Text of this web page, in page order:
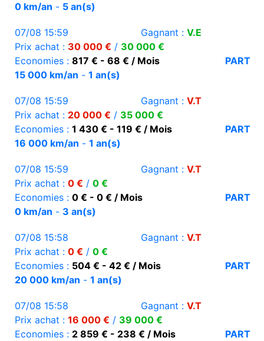
0 km/an - 5 an(s)
07/08 15:59 Gagnant : V.E
Prix achat : 30 000 € / 30 000 €
Economies : 817 € - 68 € / Mois
PART
15 000 km/an - 1 an(s)
07/08 15:59 Gagnant : V.T
Prix achat : 20 000 € / 35 000 €
Economies : 1 430 € - 119 € / Mois
PART
16 000 km/an - 1 an(s)
07/08 15:59 Gagnant : V.T
Prix achat : 0 € / 0 €
Economies : 0 € - 0 € / Mois
PART
0 km/an - 3 an(s)
07/08 15:58 Gagnant : V.T
Prix achat : 0 € / 0 €
Economies : 504 € - 42 € / Mois
PART
20 000 km/an - 1 an(s)
07/08 15:58 Gagnant : V.T
Prix achat : 16 000 € / 39 000 €
Economies : 2 859 € - 238 € / Mois
PART